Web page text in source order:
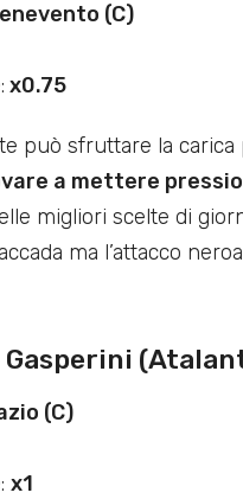
(C)
x0.75
può sfruttare la
a mettere
migliori scelte di
ma l’attacco
Gasperini
(C)
x1